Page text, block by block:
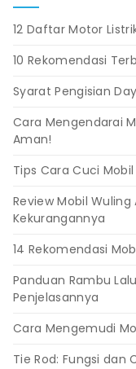
12 Daftar Motor
10 Rekomendasi
Syarat Pengisian
Cara Mengendarai
Aman!
Tips Cara Cuci
Review Mobil Wuling
Kekurangannya
14 Rekomendasi
Panduan Rambu
Penjelasannya
Cara Mengemudi
Tie Rod: Fungsi dan